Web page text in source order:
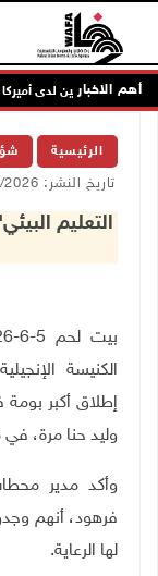
أهم الاخبار
فلسطين لدى أميركا
الرئيسية
تاريخ النشر: 05/06/2026 03:42 م
التعليم
الكنيسة
إطلاق أكبر
وليد حنا مرة،
وأكد مدير
فرهود، أنهم
لها الرعاية.